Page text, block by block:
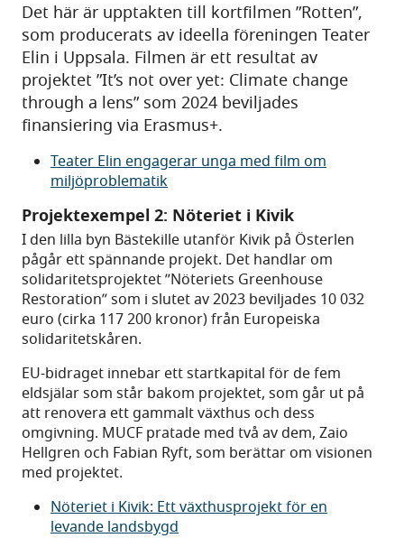
Det här är upptakten till kortfilmen ”Rotten”,
som producerats av ideella föreningen Teater
Elin i Uppsala. Filmen är ett resultat av
projektet ”It’s not over yet: Climate change
through a lens” som 2024 beviljades
finansiering via Erasmus+.
Teater Elin engagerar unga med film om
miljöproblematik
Projektexempel 2: Nöteriet i Kivik
I den lilla byn Bästekille utanför Kivik på Österlen
pågår ett spännande projekt. Det handlar om
solidaritetsprojektet ”Nöteriets Greenhouse
Restoration” som i slutet av 2023 beviljades 10 032
euro (cirka 117 200 kronor) från Europeiska
solidaritetskåren.
EU-bidraget innebar ett startkapital för de fem
eldsjälar som står bakom projektet, som går ut på
att renovera ett gammalt växthus och dess
omgivning. MUCF pratade med två av dem, Zaio
Hellgren och Fabian Ryft, som berättar om visionen
med projektet.
Nöteriet i Kivik: Ett växthusprojekt för en
levande landsbygd